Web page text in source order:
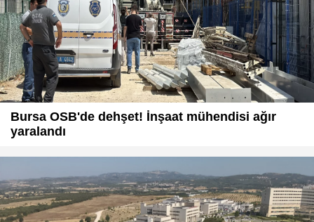
Bursa OSB'de dehşet! İnşaat mühendisi ağır
yaralandı